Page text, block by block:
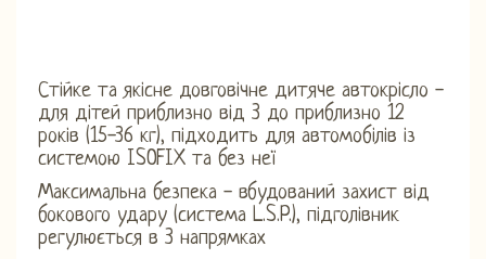
Стійке та якісне довговічне дитяче автокрісло -
для дітей приблизно від 3 до приблизно 12
років (15-36 кг), підходить для автомобілів із
системою ISOFIX та без неї
Максимальна безпека - вбудований захист від
бокового удару (система L.S.P.), підголівник
регулюється в 3 напрямках